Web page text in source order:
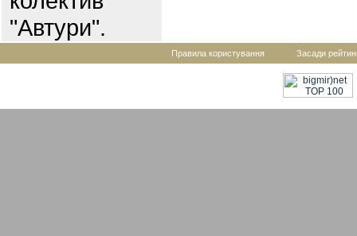
"Автури".
Правила користування Засади